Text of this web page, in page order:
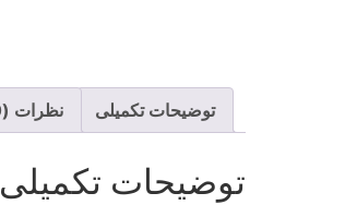
توضیحات تکمیلی نظرات (0)
توضیحات تکمیلی